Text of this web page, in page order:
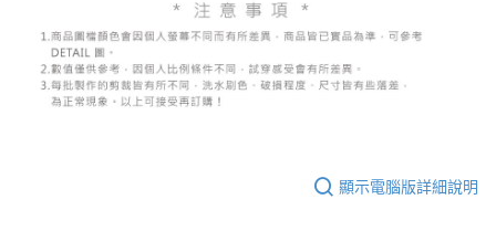
顯示電腦版詳細說明